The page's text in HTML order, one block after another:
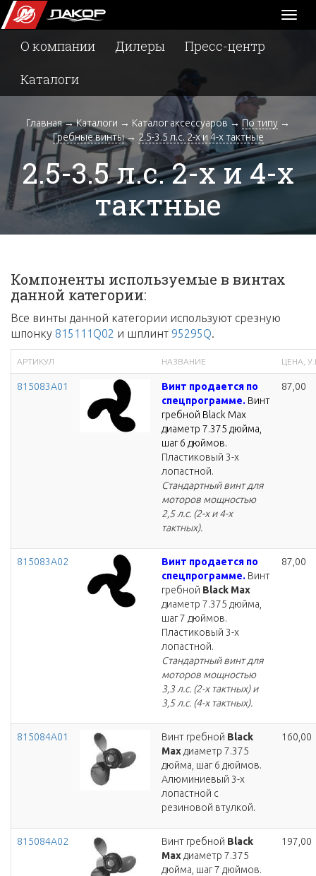
О компании Дилеры
Пресс-центр
Каталоги
Главная→Каталоги → Каталог аксессуаров →По типу →
Гребные винты→ 2.5-3.5 л.с. 2-х и 4-х тактные
2.5-3.5 л.с. 2-х и 4-х
тактные
Компоненты используемые в винтах
данной категории:
Все винты данной категории используют срезную
шпонку 815111Q02 и шплинт 95295Q.
АРТИКУЛ НАЗВАНИЕ ЦЕНА,
815083A01
Винт продается по
спецпрограмме. Винт
гребной Black Max
диаметр 7.375 дюйма,
шаг 6 дюймов.
Пластиковый 3-х
лопастной.
Стандартный винт для
моторов мощностью
2,5 л.с. (2-х и 4-х
тактных).
87,00
815083A02
Винт продается по
спецпрограмме. Винт
гребной Black Max
диаметр 7.375 дюйма,
шаг 7 дюймов.
Пластиковый 3-х
лопастной.
Стандартный винт для
моторов мощностью
3,3 л.с. (2-х тактных) и
3,5 л.с. (4-х тактных).
87,00
815084A01 Винт гребной Black
Max диаметр 7.375
дюйма, шаг 6 дюймов.
Алюминиевый 3-х
лопастной с
резиновой втулкой.
160,00
815084A02 Винт гребной Black
Max диаметр 7.375
дюйма, шаг 7 дюймов.
197,00